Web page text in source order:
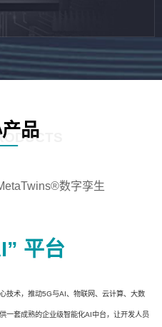
品
数字孪生
平台
技术，推动5G与AI、物联网、云计算、大数
一套成熟的企业级智能化AI中台，让开发人员